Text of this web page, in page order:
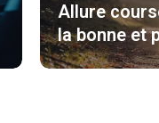
Allure
la bonne et